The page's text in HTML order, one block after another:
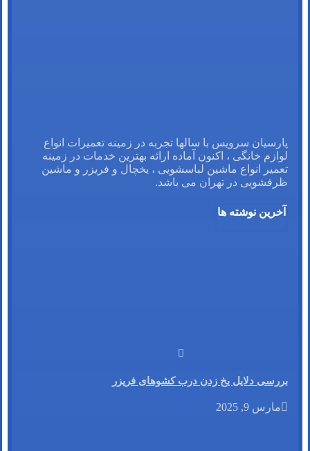
پارسیان سرویس با سالها تجربه در زمینه تعمیرات انواع
لوازم خانگی ، اکنون آماده ارائه بهترین خدمات در زمینه
تعمیر انواع ماشین لباسشویی ، یخچال و فریزر و ماشین
ظرفشویی در تهران می باشد.
آخرین نوشته ها
بررسی دلایل یخ زدن درب کشوهای فریزر
مارس 9, 2025